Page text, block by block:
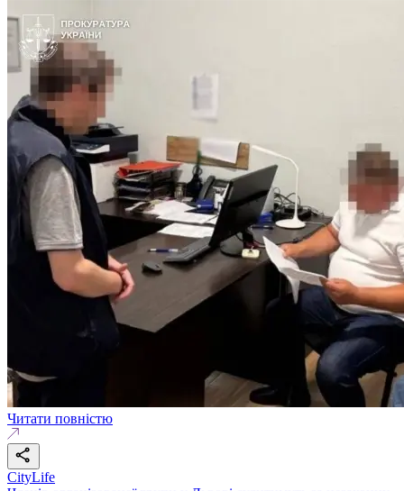
Читати повністю
CityLife